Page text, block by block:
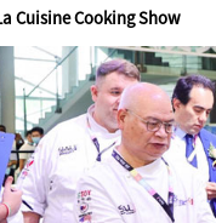
Cuisine Cooking Show